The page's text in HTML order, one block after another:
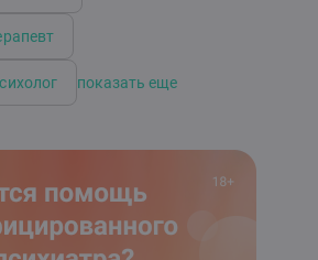
показать еще